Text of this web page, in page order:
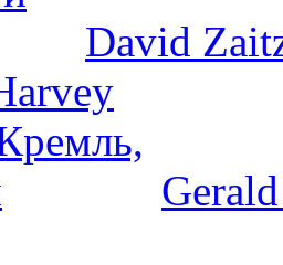
David